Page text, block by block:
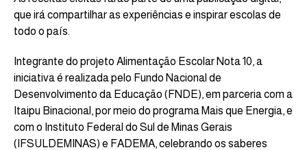
que irá compartilhar as experiências e inspirar escolas de
todo o país.
Integrante do projeto Alimentação Escolar Nota 10, a
iniciativa é realizada pelo Fundo Nacional de
Desenvolvimento da Educação (FNDE), em parceria com a
Itaipu Binacional, por meio do programa Mais que Energia, e
com o Instituto Federal do Sul de Minas Gerais
(IFSULDEMINAS) e FADEMA, celebrando os saberes